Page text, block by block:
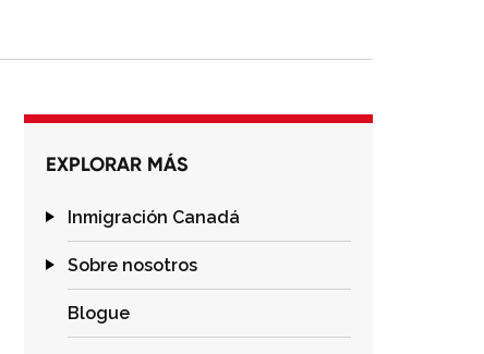
EXPLORAR MÁS
Inmigración Canadá
Sobre nosotros
Blogue